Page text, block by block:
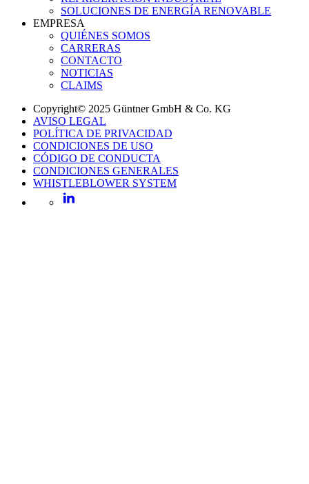
SOLUCIONES DE ENERGÍA RENOVABLE
EMPRESA
QUIÉNES SOMOS
CARRERAS
CONTACTO
NOTICIAS
CLAIMS
Copyright© 2025 Güntner GmbH & Co. KG
AVISO LEGAL
POLÍTICA DE PRIVACIDAD
CONDICIONES DE USO
CÓDIGO DE CONDUCTA
CONDICIONES GENERALES
WHISTLEBLOWER SYSTEM